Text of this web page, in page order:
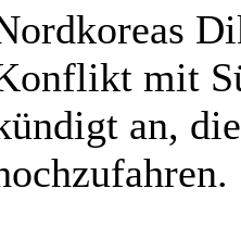
mit
an,